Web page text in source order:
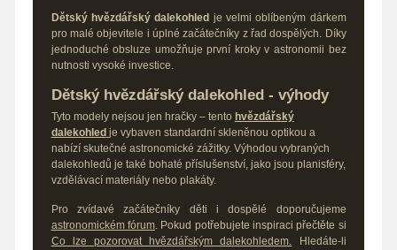
Dětský hvězdářský dalekohled je velmi oblíbeným dárkem
pro malé objevitele i úplné začátečníky z řad dospělých. Díky
jednoduché obsluze umožňuje první kroky v astronomii bez
nutnosti vysoké investice.
Dětský hvězdářský dalekohled - výhody
Tyto modely nejsou jen hračky – tento hvězdářský
dalekohled je vybaven standardní skleněnou optikou a
nabízí skutečné astronomické zážitky. Výhodou vybraných
dalekohledů je také bohaté příslušenství, jako jsou planisféry,
vzdělávací materiály nebo plakáty.
Pro zvídavé začátečníky děti i dospělé doporučujeme
astronomickém fórum. Pokud potřebujete inspiraci přečtěte si
Co lze pozorovat hvězdářským dalekohledem. Hledáte-li